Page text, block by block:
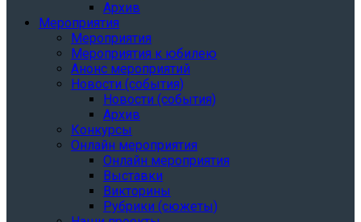
Архив
Мероприятия
Мероприятия
Мероприятия к юбилею
Анонс мероприятий
Новости (события)
Новости (события)
Архив
Конкурсы
Онлайн мероприятия
Онлайн мероприятия
Выставки
Викторины
Рубрики (сюжеты)